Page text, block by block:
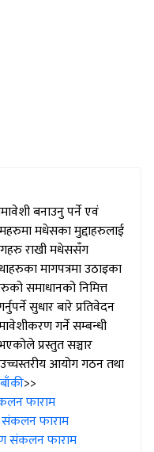
बनाउनु पर्ने एवं
मधेसका मुद्दाहरुलाई
राखी मधेससँग
मागपत्रमा उठाइका
समाधानको निमित्त
सुधार बारे प्रतिवेदन
गर्ने सम्बन्धी
प्रस्तुत सञ्चार
आयोग गठन तथा
बाँकी>>
फाराम
संकलन फाराम
संकलन फाराम